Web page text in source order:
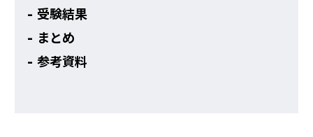
受験結果
まとめ
参考資料